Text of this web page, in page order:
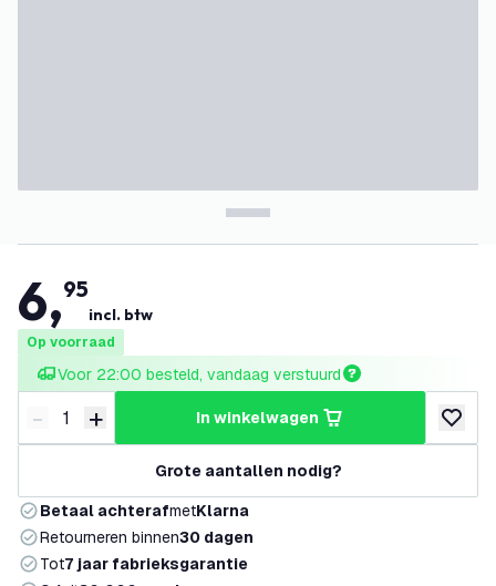
6,95
incl. btw
Op voorraad
Voor 22:00 besteld, vandaag verstuurd
Verminder hoeveelheid
- Verhoog hoeveelheid
+ in winkelwagen
Grote aantallen nodig?
Betaal achterafmetKlarna
Retourneren binnen30 dagen
Tot7 jaar fabrieksgarantie